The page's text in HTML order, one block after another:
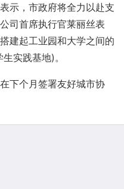
示，市政府将全力以赴支
司首席执行官莱丽丝表
建起工业园和大学之间的
实践基地)。
下个月签署友好城市协